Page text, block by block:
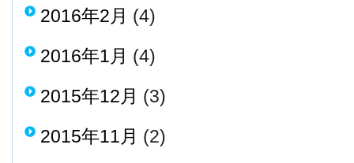
2016年2月 (4)
2016年1月 (4)
2015年12月 (3)
2015年11月 (2)